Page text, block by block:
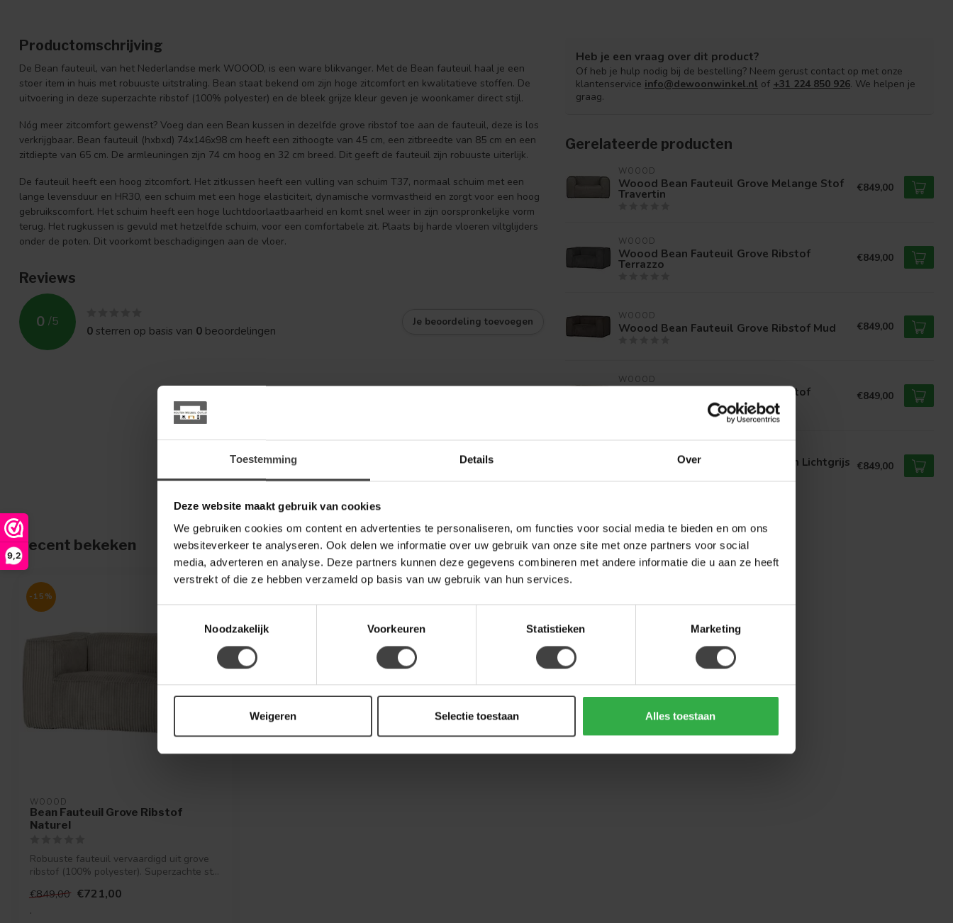
Toestemming Details Over
Deze website maakt gebruik van cookies
We gebruiken cookies om content en advertenties te personaliseren, om functies voor social media te bieden en om ons
websiteverkeer te analyseren. Ook delen we informatie over uw gebruik van onze site met onze partners voor social
media, adverteren en analyse. Deze partners kunnen deze gegevens combineren met andere informatie die u aan ze heeft
verstrekt of die ze hebben verzameld op basis van uw gebruik van hun services.
Noodzakelijk
Voorkeuren Statistieken Marketing
Weigeren Selectie toestaan Alles toestaan
9,2
Productomschrijving
De Bean fauteuil, van het Nederlandse merk WOOOD, is een ware blikvanger. Met de Bean fauteuil haal je een
stoer item in huis met robuuste uitstraling. Bean staat bekend om zijn hoge zitcomfort en kwalitatieve stoffen. De
uitvoering in deze superzachte ribstof (100% polyester) en de bleek grijze kleur geven je woonkamer direct stijl.
Nóg meer zitcomfort gewenst? Voeg dan een Bean kussen in dezelfde grove ribstof toe aan de fauteuil, deze is los
verkrijgbaar. Bean fauteuil (hxbxd) 74x146x98 cm heeft een zithoogte van 45 cm, een zitbreedte van 85 cm en een
zitdiepte van 65 cm. De armleuningen zijn 74 cm hoog en 32 cm breed. Dit geeft de fauteuil zijn robuuste uiterlijk.
De fauteuil heeft een hoog zitcomfort. Het zitkussen heeft een vulling van schuim T37, normaal schuim met een
lange levensduur en HR30, een schuim met een hoge elasticiteit, dynamische vormvastheid en zorgt voor een hoog
gebruikscomfort. Het schuim heeft een hoge luchtdoorlaatbaarheid en komt snel weer in zijn oorspronkelijke vorm
terug. Het rugkussen is gevuld met hetzelfde schuim, voor een comfortabele zit. Plaats bij harde vloeren viltglijders
onder de poten. Dit voorkomt beschadigingen aan de vloer.
Reviews
0 /5
0sterren op basis van 0 beoordelingen
Je beoordeling toevoegen
Heb je een vraag over dit product?
Of heb je hulp nodig bij de bestelling? Neem gerust contact op met onze
klantenservice info@dewoonwinkel.nl of +31 224 850 926. We helpen je
graag.
Gerelateerde producten
WOOOD
Woood Bean Fauteuil Grove Melange Stof
Travertin €849,00
WOOOD
Woood Bean Fauteuil Grove Ribstof
Terrazzo €849,00
WOOOD
Woood Bean Fauteuil Grove Ribstof Mud €849,00
WOOOD
Woood Bean Fauteuil Grove Ribstof €849,00
Woood Bean Fauteuil Incl. Kussen Lichtgrijs €849,00
Recent bekeken
-15%
WOOOD
Bean Fauteuil Grove Ribstof
Naturel
Robuuste fauteuil vervaardigd uit grove
ribstof (100% polyester). Superzachte st...
€849,00 €721,00
.